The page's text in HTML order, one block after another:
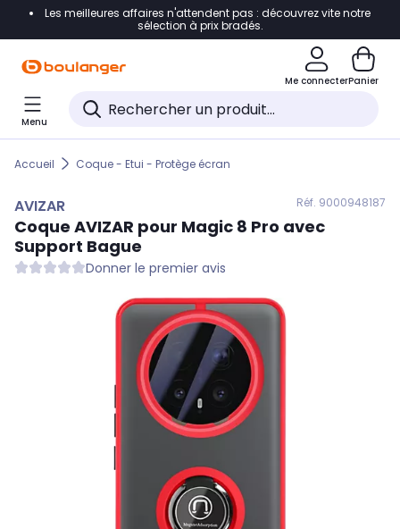
Accéder directement à la navigation
Accéder directement au pied de page
Accéder directement au chatbot
Les meilleures affaires n'attendent pas : découvrez vite notre
sélection à prix bradés.
Me connecterPanier
Menu
Accueil Coque - Etui - Protège écran
AVIZAR Réf. 9000948187
Coque AVIZAR pour Magic 8 Pro avec
Support Bague
Donner le premier avis